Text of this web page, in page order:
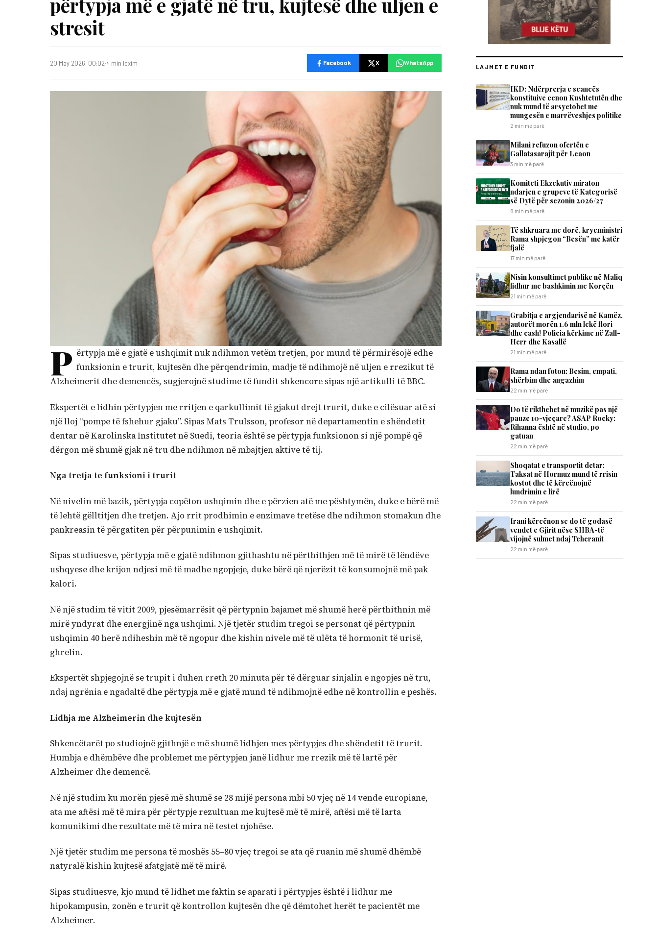
stresit
20 May 2026, 00:02·4 min lexim Facebook X WhatsApp
P ërtypja më e gjatë e ushqimit nuk ndihmon vetëm tretjen, por mund të përmirësojë edhe
funksionin e trurit, kujtesën dhe përqendrimin, madje të ndihmojë në uljen e rrezikut të
Alzheimerit dhe demencës, sugjerojnë studime të fundit shkencore sipas një artikulli të BBC.
Ekspertët e lidhin përtypjen me rritjen e qarkullimit të gjakut drejt trurit, duke e cilësuar atë si
një lloj “pompe të fshehur gjaku”. Sipas Mats Trulsson, profesor në departamentin e shëndetit
dentar në Karolinska Institutet në Suedi, teoria është se përtypja funksionon si një pompë që
dërgon më shumë gjak në tru dhe ndihmon në mbajtjen aktive të tij.
Nga tretja te funksioni i trurit
Në nivelin më bazik, përtypja copëton ushqimin dhe e përzien atë me pështymën, duke e bërë më
të lehtë gëlltitjen dhe tretjen. Ajo rrit prodhimin e enzimave tretëse dhe ndihmon stomakun dhe
pankreasin të përgatiten për përpunimin e ushqimit.
Sipas studiuesve, përtypja më e gjatë ndihmon gjithashtu në përthithjen më të mirë të lëndëve
ushqyese dhe krijon ndjesi më të madhe ngopjeje, duke bërë që njerëzit të konsumojnë më pak
kalori.
Në një studim të vitit 2009, pjesëmarrësit që përtypnin bajamet më shumë herë përthithnin më
mirë yndyrat dhe energjinë nga ushqimi. Një tjetër studim tregoi se personat që përtypnin
ushqimin 40 herë ndiheshin më të ngopur dhe kishin nivele më të ulëta të hormonit të urisë,
ghrelin.
Ekspertët shpjegojnë se trupit i duhen rreth 20 minuta për të dërguar sinjalin e ngopjes në tru,
ndaj ngrënia e ngadaltë dhe përtypja më e gjatë mund të ndihmojnë edhe në kontrollin e peshës.
Lidhja me Alzheimerin dhe kujtesën
Shkencëtarët po studiojnë gjithnjë e më shumë lidhjen mes përtypjes dhe shëndetit të trurit.
Humbja e dhëmbëve dhe problemet me përtypjen janë lidhur me rrezik më të lartë për
Alzheimer dhe demencë.
Në një studim ku morën pjesë më shumë se 28 mijë persona mbi 50 vjeç në 14 vende europiane,
ata me aftësi më të mira për përtypje rezultuan me kujtesë më të mirë, aftësi më të larta
komunikimi dhe rezultate më të mira në testet njohëse.
Një tjetër studim me persona të moshës 55–80 vjeç tregoi se ata që ruanin më shumë dhëmbë
natyralë kishin kujtesë afatgjatë më të mirë.
Sipas studiuesve, kjo mund të lidhet me faktin se aparati i përtypjes është i lidhur me
hipokampusin, zonën e trurit që kontrollon kujtesën dhe që dëmtohet herët te pacientët me
Alzheimer.
LAJMET E FUNDIT
IKD: Ndërprerja e seancës
konstituive cenon Kushtetutën dhe
nuk mund të arsyetohet me
mungesën e marrëveshjes politike
2 min më parë
Milani refuzon ofertën e
Gallatasarajit për Leaon
3 min më parë
Komiteti Ekzekutiv miraton
ndarjen e grupeve të Kategorisë
së Dytë për sezonin 2026/27
8 min më parë
Të shkruara me dorë, kryeministri
Rama shpjegon “Besën” me katër
fjalë
17 min më parë
Nisin konsultimet publike në Maliq
lidhur me bashkimin me Korçën
21 min më parë
Grabitja e argjendarisë në Kamëz,
autorët morën 1.6 mln lekë flori
dhe cash! Policia kërkime në Zall-
Herr dhe Kasallë
21 min më parë
Rama ndan foton: Besim, empati,
shërbim dhe angazhim
22 min më parë
Do të rikthehet në muzikë pas një
pauze 10-vjeçare? ASAP Rocky:
Rihanna është në studio, po
gatuan
22 min më parë
Shoqatat e transportit detar:
Taksat në Hormuz mund të rrisin
kostot dhe të kërcënojnë
lundrimin e lirë
22 min më parë
Irani kërcënon se do të godasë
vendet e Gjirit nëse SHBA-të
vijojnë sulmet ndaj Teheranit
22 min më parë